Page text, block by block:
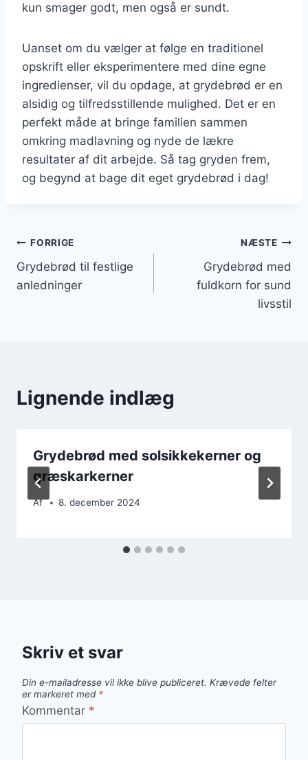
kun smager godt, men også er sundt.
Uanset om du vælger at følge en traditionel
opskrift eller eksperimentere med dine egne
ingredienser, vil du opdage, at grydebrød er en
alsidig og tilfredsstillende mulighed. Det er en
perfekt måde at bringe familien sammen
omkring madlavning og nyde de lækre
resultater af dit arbejde. Så tag gryden frem,
og begynd at bage dit eget grydebrød i dag!
Indlægsnavigation
FORRIGE
Grydebrød til festlige
anledninger
NÆSTE
Grydebrød med
fuldkorn for sund
livsstil
Lignende indlæg
Grydebrød med solsikkekerner og
græskarkerner
Af 8. december 2024
Skriv et svar
Din e-mailadresse vil ikke blive publiceret. Krævede felter
er markeret med *
Kommentar *